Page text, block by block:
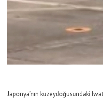
Japonya’nın kuzeydoğusundaki